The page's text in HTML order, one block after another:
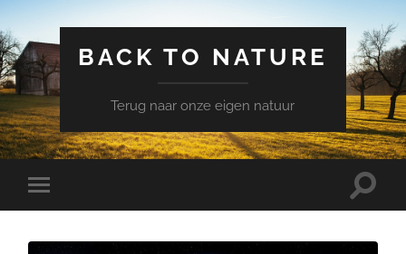
BACK TO NATURE
Terug naar onze eigen natuur
Schakel
naar
menu